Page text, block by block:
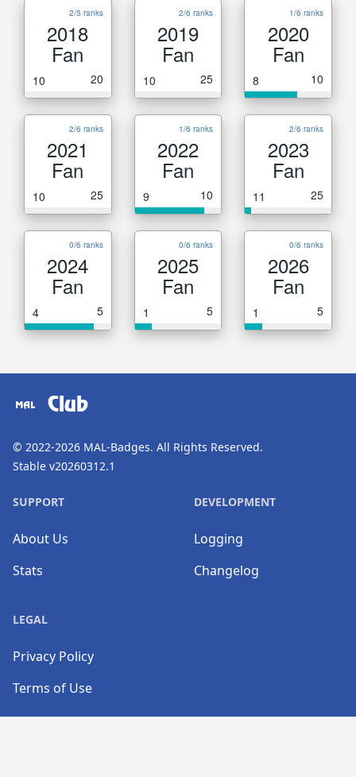
2/5 ranks
2018
Fan
10 20
2/6 ranks
2019
Fan
10 25
1/6 ranks
2020
Fan
8 10
2/6 ranks
2021
Fan
10 25
1/6 ranks
2022
Fan
9 10
2/6 ranks
2023
Fan
11 25
0/6 ranks
2024
Fan
4 5
0/6 ranks
2025
Fan
1 5
0/6 ranks
2026
Fan
1 5
Club
© 2022-2026 MAL-Badges. All Rights Reserved.
Stable v20260312.1
SUPPORT
About Us
Stats
DEVELOPMENT
Logging
Changelog
LEGAL
Privacy Policy
Terms of Use